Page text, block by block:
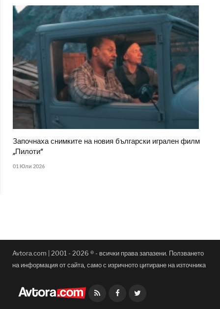
Започнаха снимките на новия български игрален филм
„Пилоти“
01 Юли 2026
Avtora.com | 2001 - 2026 ® - всички права запазени. Ползването
на информация от сайта, само с изричното цитиране на източника
Facebook